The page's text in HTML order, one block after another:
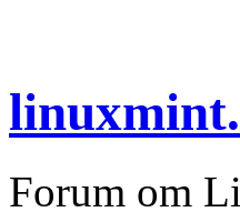
Forum om